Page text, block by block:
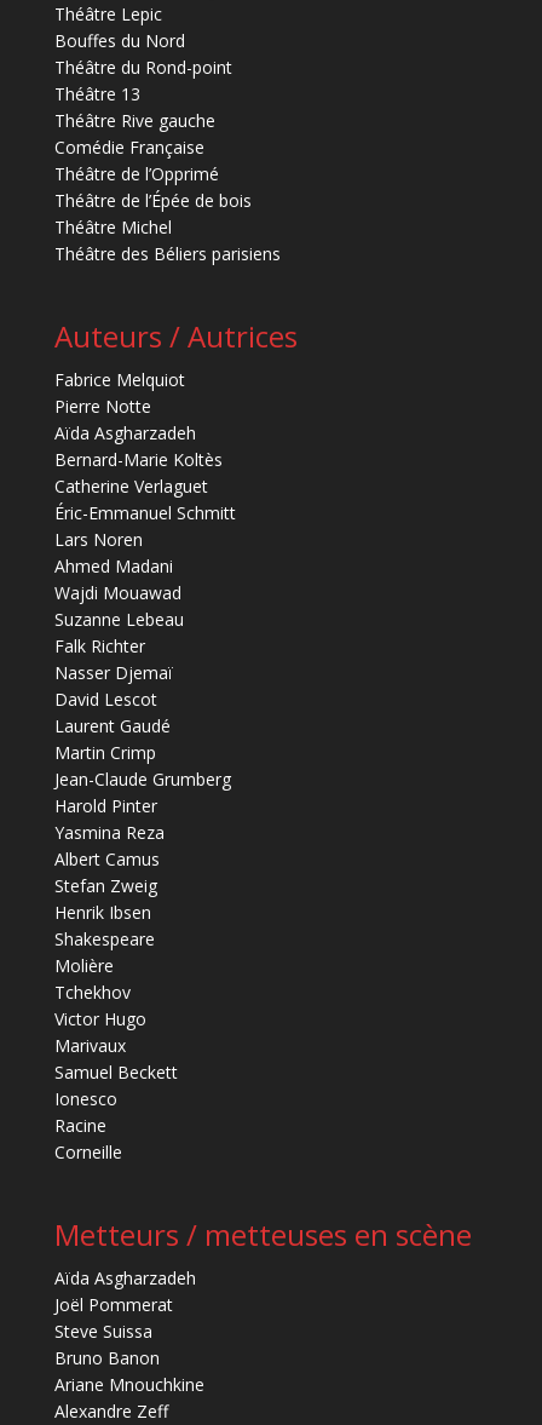
Théâtre Lepic
Bouffes du Nord
Théâtre du Rond-point
Théâtre 13
Théâtre Rive gauche
Comédie Française
Théâtre de l’Opprimé
Théâtre de l’Épée de bois
Théâtre Michel
Théâtre des Béliers parisiens
Auteurs / Autrices
Fabrice Melquiot
Pierre Notte
Aïda Asgharzadeh
Bernard-Marie Koltès
Catherine Verlaguet
Éric-Emmanuel Schmitt
Lars Noren
Ahmed Madani
Wajdi Mouawad
Suzanne Lebeau
Falk Richter
Nasser Djemaï
David Lescot
Laurent Gaudé
Martin Crimp
Jean-Claude Grumberg
Harold Pinter
Yasmina Reza
Albert Camus
Stefan Zweig
Henrik Ibsen
Shakespeare
Molière
Tchekhov
Victor Hugo
Marivaux
Samuel Beckett
Ionesco
Racine
Corneille
Metteurs / metteuses en scène
Aïda Asgharzadeh
Joël Pommerat
Steve Suissa
Bruno Banon
Ariane Mnouchkine
Alexandre Zeff